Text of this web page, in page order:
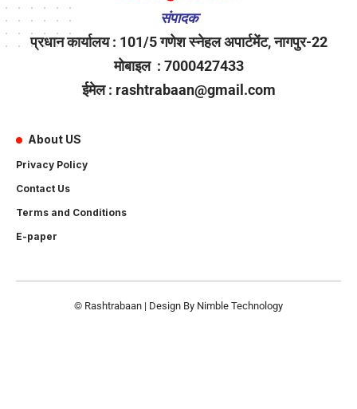
संपादक
प्रधान कार्यालय : 101/5 गणेश स्नेहल अपार्टमेंट, नागपुर-22
मोबाइल : 7000427433
ईमेल : rashtrabaan@gmail.com
About US
Privacy Policy
Contact Us
Terms and Conditions
E-paper
© Rashtrabaan | Design By Nimble Technology